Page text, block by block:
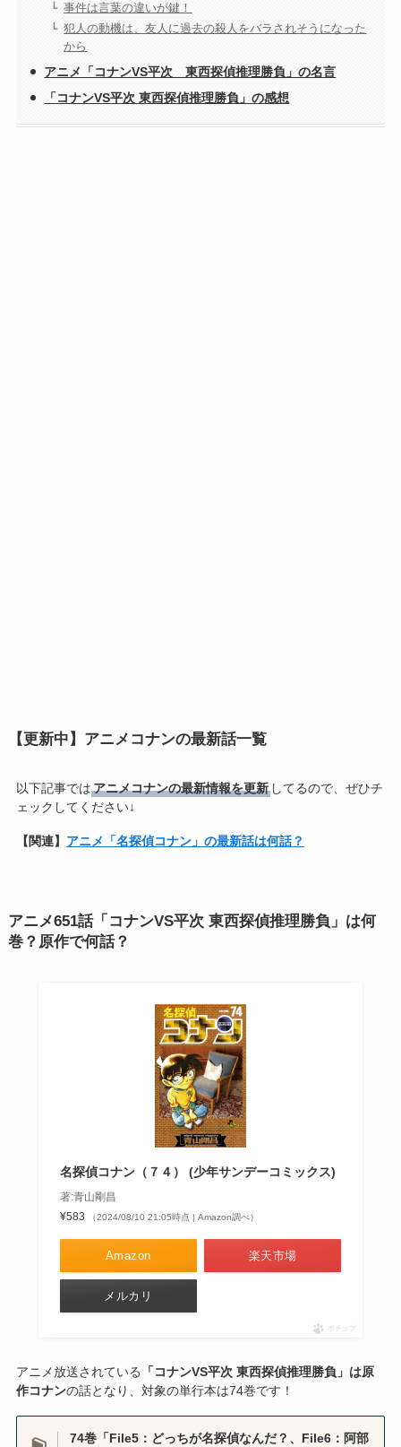
事件は言葉の違いが鍵！
犯人の動機は、友人に過去の殺人をバラされそうになった
から
アニメ「コナンVS平次 東西探偵推理勝負」の名言
「コナンVS平次 東西探偵推理勝負」の感想
【更新中】アニメコナンの最新話一覧
以下記事ではアニメコナンの最新情報を更新してるので、ぜひチ
ェックしてください↓
【関連】 アニメ「名探偵コナン」の最新話は何話？
アニメ651話「コナンVS平次 東西探偵推理勝負」は何
巻？原作で何話？
名探偵コナン（７４） (少年サンデーコミックス)
著:青山剛昌
¥583
（2024/08/10 21:05時点 | Amazon調べ）
Amazon 楽天市場
メルカリ
ポチップ
アニメ放送されている
「コナンVS平次 東西探偵推理勝負」は原
作コナンの話となり、対象の単行本は74巻です！
74巻「File5：どっちが名探偵なんだ？、File6：阿部